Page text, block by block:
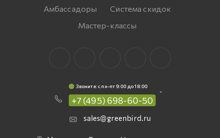
Амбассадоры
Система скидок
Мастер-классы
Звоните: c пн-пт 9:00 до 18:00
+7 (495) 698-60-50
sales@greenbird.ru